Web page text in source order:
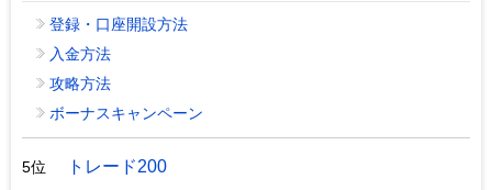
登録・口座開設方法
入金方法
攻略方法
ボーナスキャンペーン
5位 トレード200